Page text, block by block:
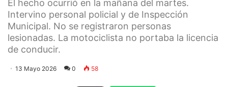
El hecho ocurrió en la mañana del martes.
Intervino personal policial y de Inspección
Municipal. No se registraron personas
lesionadas. La motociclista no portaba la licencia
de conducir.
13 Mayo 2026 0 58